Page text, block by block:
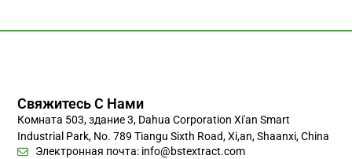
Свяжитесь С Нами
Комната 503, здание 3, Dahua Corporation Xi'an Smart
Industrial Park, No. 789 Tiangu Sixth Road, Xi,an, Shaanxi, China
Электронная почта: info@bstextract.com